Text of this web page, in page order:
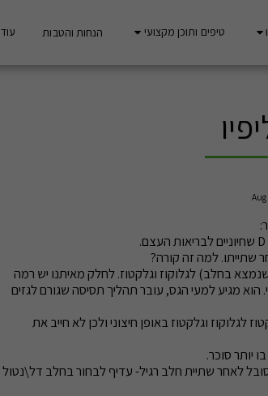
טיפים ותוכן מקצועי הנחות והטבות עוד
Aug
שתייתו. למה זה קורה?
בחלב) לגלוקוז וגלקטוז. לחלק מאיתנו יש רמה
הוא מגיע למעי הגס, עובר תהליך תסיסה שגורם לגזים
וגלקטוז באופן חיצוני ולכן לא חייב את
יותר סוכר.
לאחר שתיית חלב רגיל- עדיף לבחור בחלב דל\נטול